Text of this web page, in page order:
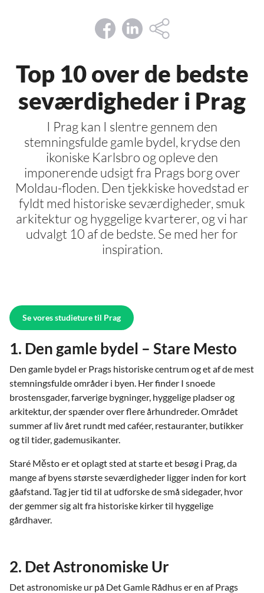
Top 10 over de bedste
seværdigheder i Prag
I Prag kan I slentre gennem den
stemningsfulde gamle bydel, krydse den
ikoniske Karlsbro og opleve den
imponerende udsigt fra Prags borg over
Moldau-floden. Den tjekkiske hovedstad er
fyldt med historiske seværdigheder, smuk
arkitektur og hyggelige kvarterer, og vi har
udvalgt 10 af de bedste. Se med her for
inspiration.
Se vores studieture til Prag
1. Den gamle bydel – Stare Mesto
Den gamle bydel er Prags historiske centrum og et af de mest
stemningsfulde områder i byen. Her finder I snoede
brostensgader, farverige bygninger, hyggelige pladser og
arkitektur, der spænder over flere århundreder. Området
summer af liv året rundt med caféer, restauranter, butikker
og til tider, gademusikanter.
Staré Město er et oplagt sted at starte et besøg i Prag, da
mange af byens største seværdigheder ligger inden for kort
gåafstand. Tag jer tid til at udforske de små sidegader, hvor
der gemmer sig alt fra historiske kirker til hyggelige
gårdhaver.
2. Det Astronomiske Ur
Det astronomiske ur på Det Gamle Rådhus er en af Prags